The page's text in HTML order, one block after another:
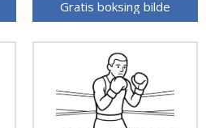
Gratis boksing bilde